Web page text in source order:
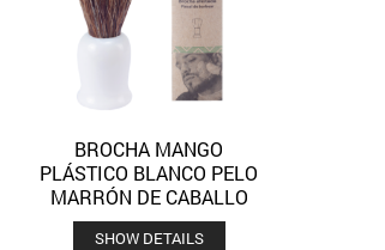
Añadir a la lista de deseos Quick View
BROCHA MANGO
PLÁSTICO BLANCO PELO
MARRÓN DE CABALLO
SHOW DETAILS